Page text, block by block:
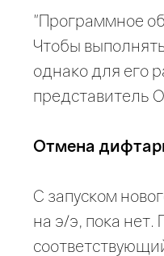
"Программное
Чтобы
однако для его
представитель
Отмена
С запуском
на э/э, пока нет.